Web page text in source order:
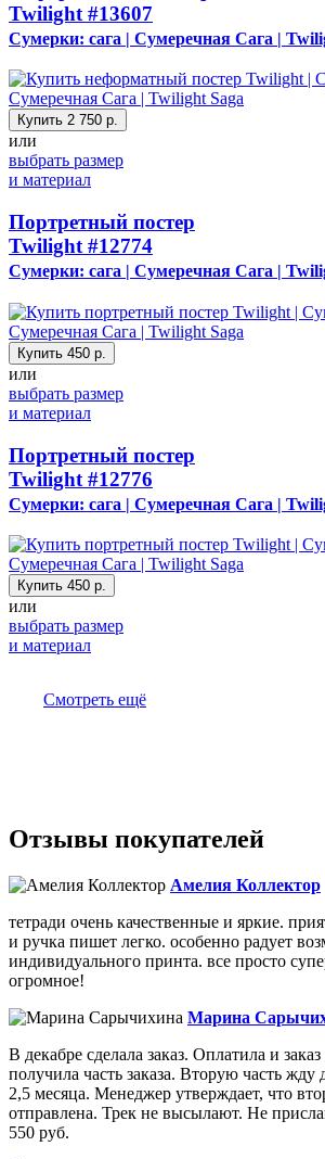
Twilight #13607
Сумерки: сага | Сумеречная Сага |
Купить 2 750 р.
или
выбрать размер
и материал
Портретный постер
Twilight #12774
Сумерки: сага | Сумеречная Сага |
Купить 450 р.
или
выбрать размер
и материал
Портретный постер
Twilight #12776
Сумерки: сага | Сумеречная Сага |
Купить 450 р.
или
выбрать размер
и материал
Смотреть ещё
Отзывы покупателей
Амелия Коллектор
тетради очень качественные и яркие.
и ручка пишет легко. особенно радует
индивидуального принта. все просто
огромное!
Марина
В декабре сделала заказ. Оплатила и
получила часть заказа. Вторую часть
2,5 месяца. Менеджер утверждает, что
отправлена. Трек не высылают. Не
550 руб.